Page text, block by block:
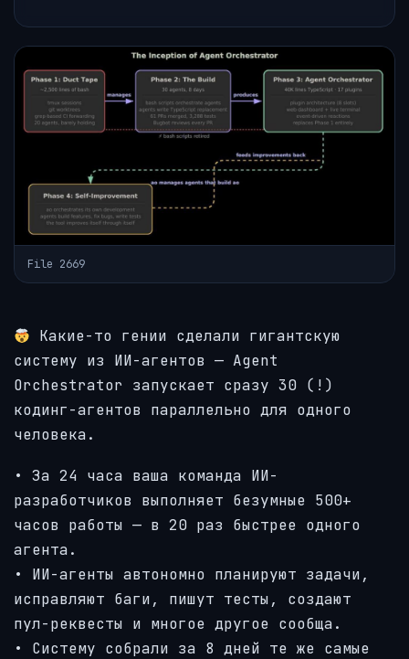
File 2669
Какие-то гении сделали гигантскую
систему из ИИ-агентов — Agent
Orchestrator запускает сразу 30 (!)
кодинг-агентов параллельно для одного
человека.
• За 24 часа ваша команда ИИ-
разработчиков выполняет безумные 500+
часов работы — в 20 раз быстрее одного
агента.
• ИИ-агенты автономно планируют задачи,
исправляют баги, пишут тесты, создают
пул-реквесты и многое другое сообща.
• Систему собрали за 8 дней те же самые